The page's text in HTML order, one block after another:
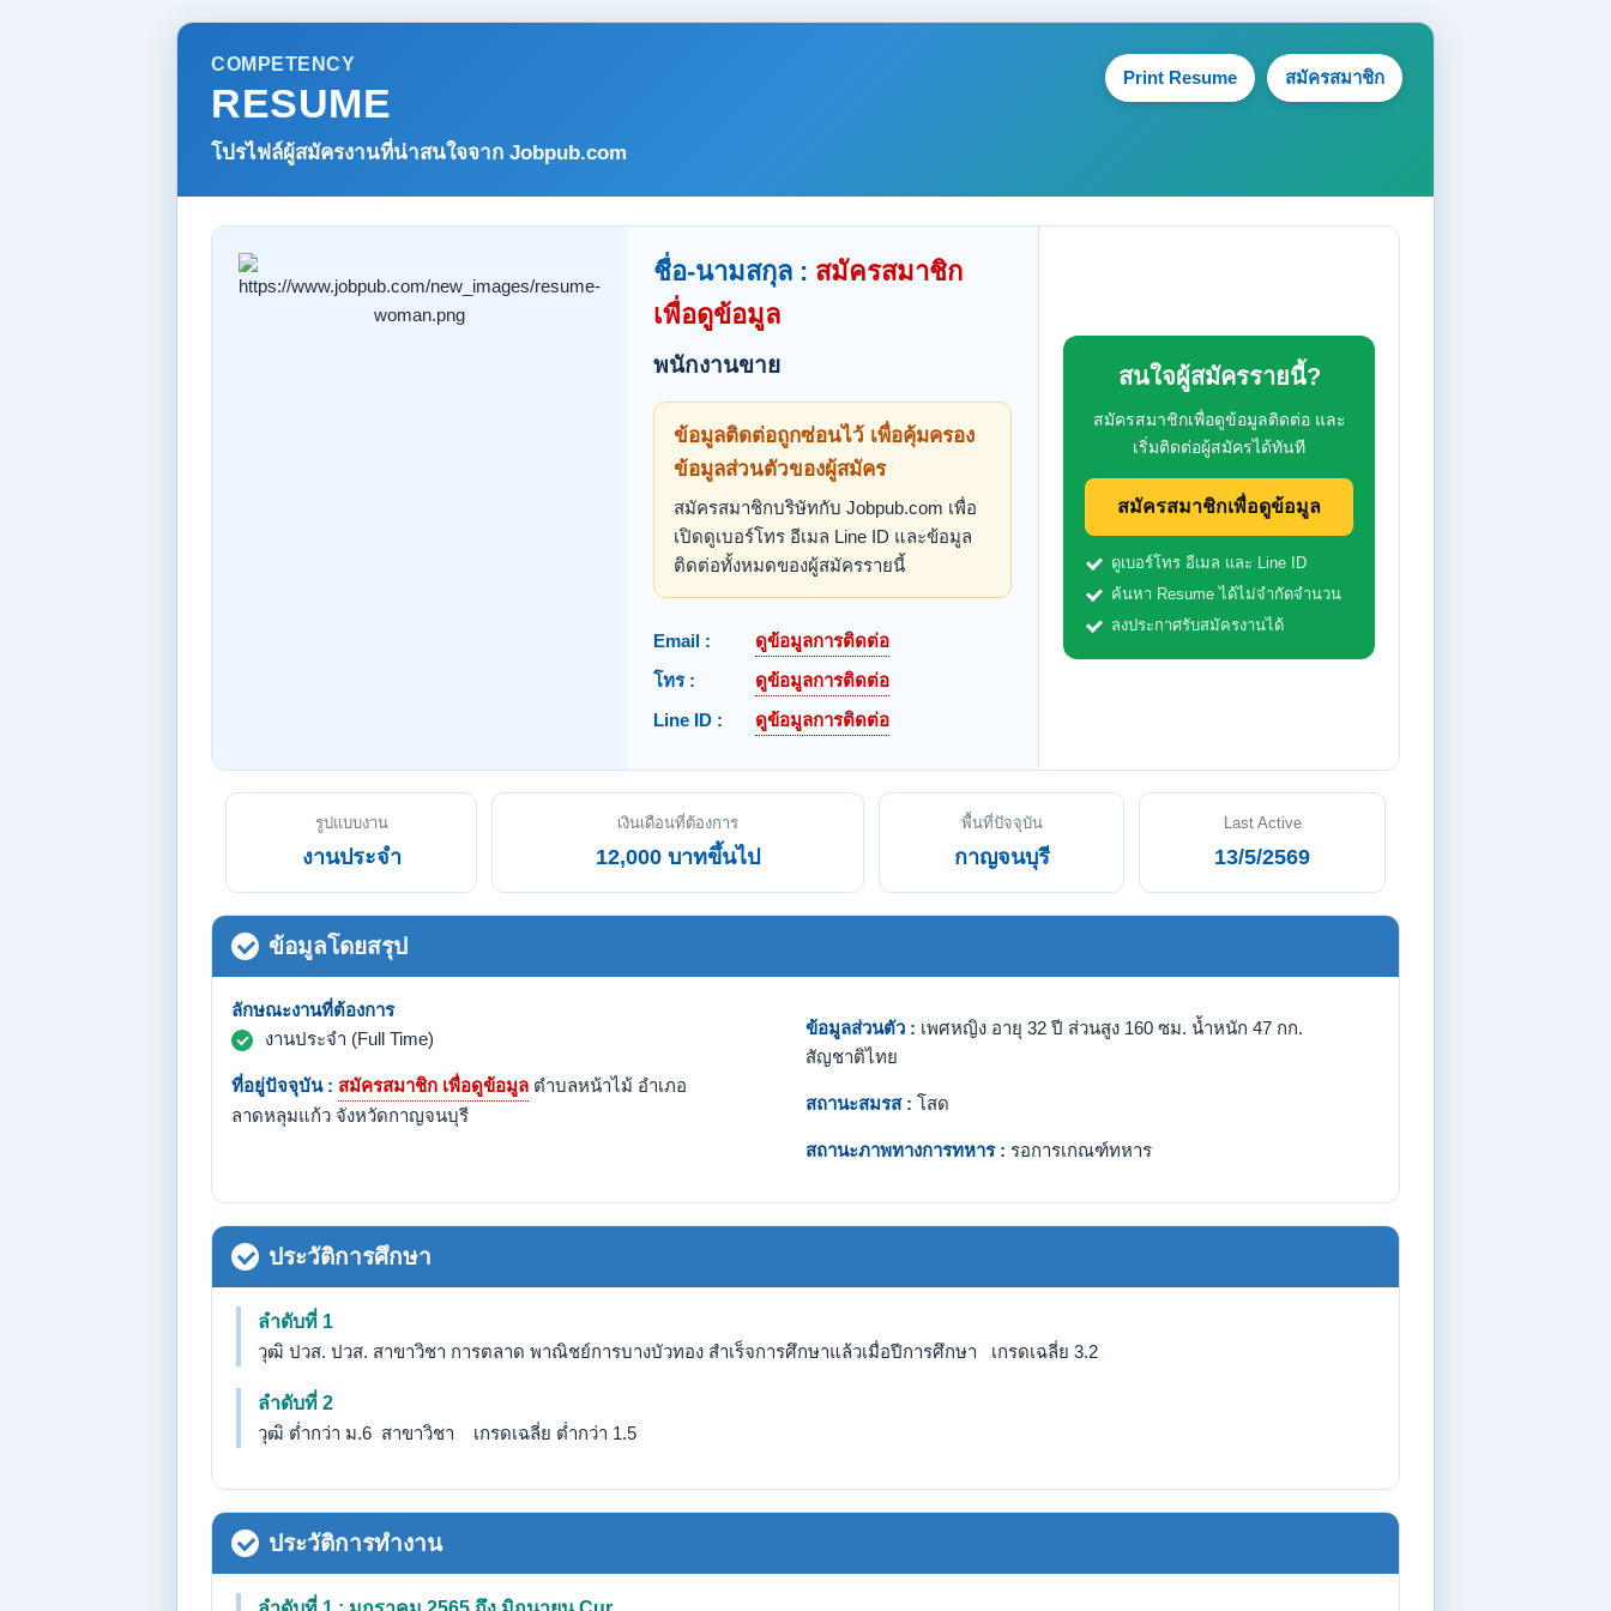
COMPETENCY
RESUME
โปรไฟล์ผู้สมัครงานที่น่าสนใจจาก Jobpub.com
Print Resume สมัครสมาชิก
ชื่อ-นามสกุล : สมัครสมาชิก
เพื่อดูข้อมูล
พนักงานขาย
ข้อมูลติดต่อถูกซ่อนไว้ เพื่อคุ้มครอง
ข้อมูลส่วนตัวของผู้สมัคร
สมัครสมาชิกบริษัทกับ Jobpub.com เพื่อ
เปิดดูเบอร์โทร อีเมล Line ID และข้อมูล
ติดต่อทั้งหมดของผู้สมัครรายนี้
Email :
ดูข้อมูลการติดต่อ
โทร :
ดูข้อมูลการติดต่อ
Line ID :
ดูข้อมูลการติดต่อ
สนใจผู้สมัครรายนี้?
สมัครสมาชิกเพื่อดูข้อมูลติดต่อ และ
เริ่มติดต่อผู้สมัครได้ทันที
สมัครสมาชิกเพื่อดูข้อมูล
ดูเบอร์โทร อีเมล และ Line ID
ค้นหา Resume ได้ไม่จำกัดจำนวน
ลงประกาศรับสมัครงานได้
รูปแบบงาน
งานประจำ
เงินเดือนที่ต้องการ
12,000 บาทขึ้นไป
พื้นที่ปัจจุบัน
กาญจนบุรี
Last Active
13/5/2569
ข้อมูลโดยสรุป
ลักษณะงานที่ต้องการ
งานประจำ (Full Time)
ที่อยู่ปัจจุบัน : สมัครสมาชิก เพื่อดูข้อมูล ตำบลหน้าไม้ อำเภอ
ลาดหลุมแก้ว จังหวัดกาญจนบุรี
ข้อมูลส่วนตัว : เพศหญิง อายุ 32 ปี ส่วนสูง 160 ซม. น้ำหนัก 47 กก.
สัญชาติไทย
สถานะสมรส : โสด
สถานะภาพทางการทหาร : รอการเกณฑ์ทหาร
ประวัติการศึกษา
ลำดับที่ 1
วุฒิ ปวส. ปวส. สาขาวิชา การตลาด พาณิชย์การบางบัวทอง สำเร็จการศึกษาแล้วเมื่อปีการศึกษา เกรดเฉลี่ย 3.2
ลำดับที่ 2
วุฒิ ต่ำกว่า ม.6 สาขาวิชา เกรดเฉลี่ย ต่ำกว่า 1.5
ประวัติการทำงาน